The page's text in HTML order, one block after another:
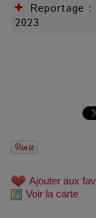
Reportage :
2023
Ajouter aux
Voir la carte